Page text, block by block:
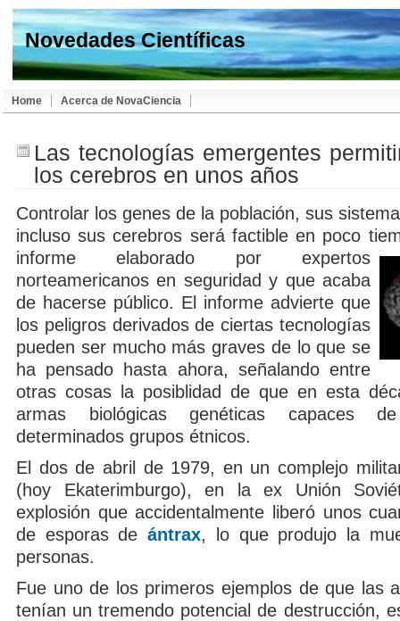
Novedades Científicas
Home Acerca de NovaCiencia
Las tecnologías emergentes
los cerebros en unos años
Controlar los genes de la población, sus
incluso sus cerebros será factible en poco
informe elaborado por expertos
norteamericanos en seguridad y que acaba
de hacerse público. El informe advierte que
los peligros derivados de ciertas tecnologías
pueden ser mucho más graves de lo que se
ha pensado hasta ahora, señalando entre
otras cosas la posiblidad de que en esta
armas biológicas genéticas capaces
determinados grupos étnicos.
El dos de abril de 1979, en un complejo
(hoy Ekaterimburgo), en la ex Unión
explosión que accidentalmente liberó unos
de esporas deántrax, lo que produjo la
personas.
Fue uno de los primeros ejemplos de que las
tenían un tremendo potencial de destrucción,